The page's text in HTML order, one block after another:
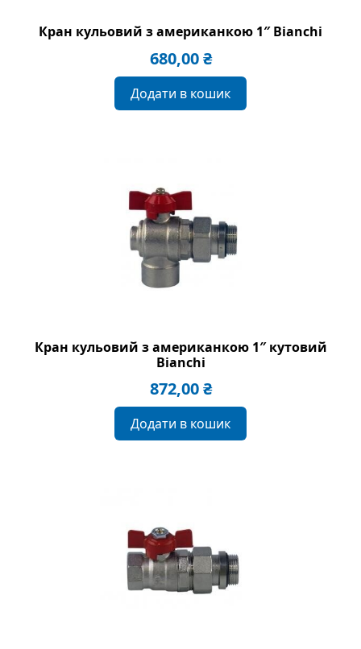
Кран кульовий з американкою 1″ Bianchi
680,00₴
Додати в кошик
Кран кульовий з американкою 1″ кутовий
Bianchi
872,00₴
Додати в кошик